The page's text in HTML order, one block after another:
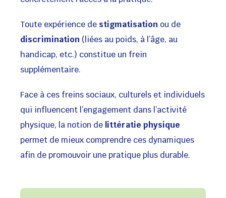
Toute expérience de stigmatisationou de
discrimination(liées au poids, à l’âge, au
handicap, etc.) constitue un frein
supplémentaire.
Face à ces freins sociaux, culturels et individuels
qui influencent l’engagement dans l’activité
physique, la notion de littératie physique
permet de mieux comprendre ces dynamiques
afin de promouvoir une pratique plus durable.